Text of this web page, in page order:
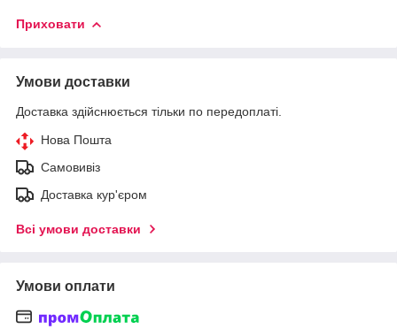
Приховати
Умови доставки
Доставка здійснюється тільки по передоплаті.
Нова Пошта
Самовивіз
Доставка кур'єром
Всі умови доставки
Умови оплати